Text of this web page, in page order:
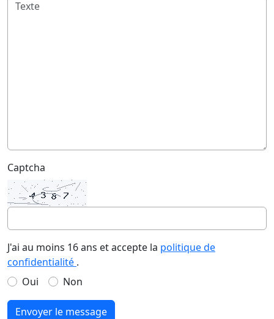
Captcha
J'ai au moins 16 ans et accepte la politique de
confidentialité .
Oui
Non
Envoyer le message